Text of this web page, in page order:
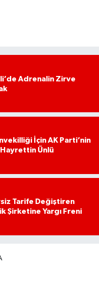
Adrenalin Zirve
İçin AK Parti’nin
Hayrettin Ünlü
Tarife Değiştiren
Şirketine Yargı Freni